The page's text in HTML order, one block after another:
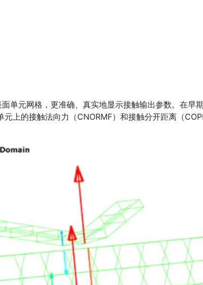
元网格，更准确、真实地显示接触输出参数。在早
上的接触法向力（CNORMF）和接触分开距离（